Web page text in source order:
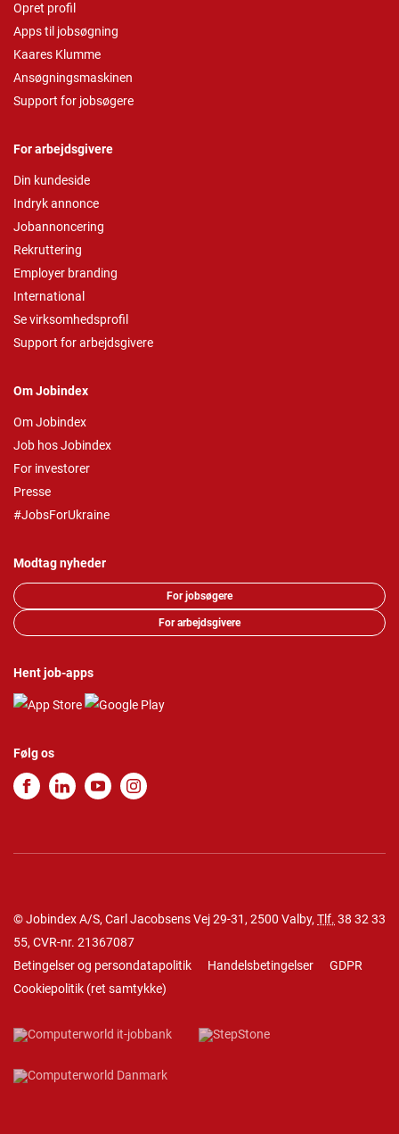
Opret profil
Apps til jobsøgning
Kaares Klumme
Ansøgningsmaskinen
Support for jobsøgere
For arbejdsgivere
Din kundeside
Indryk annonce
Jobannoncering
Rekruttering
Employer branding
International
Se virksomhedsprofil
Support for arbejdsgivere
Om Jobindex
Om Jobindex
Job hos Jobindex
For investorer
Presse
#JobsForUkraine
Modtag nyheder
For jobsøgere
For arbejdsgivere
Hent job-apps
Følg os
© Jobindex A/S, Carl Jacobsens Vej 29-31, 2500 Valby, Tlf. 38 32 33
55, CVR-nr. 21367087
Betingelser og persondatapolitik
Handelsbetingelser
GDPR
Cookiepolitik (ret samtykke)